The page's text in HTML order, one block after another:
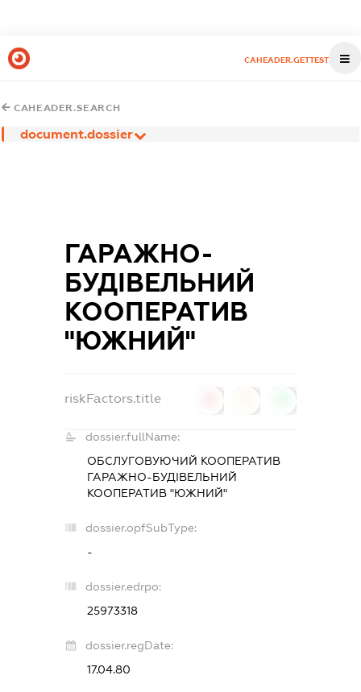
CAHEADER.GETTEST
CAHEADER.SEARCH
document.dossier
ГАРАЖНО-
БУДІВЕЛЬНИЙ
КООПЕРАТИВ
"ЮЖНИЙ"
riskFactors.title
dossier.fullName:
ОБСЛУГОВУЮЧИЙ КООПЕРАТИВ
ГАРАЖНО-БУДІВЕЛЬНИЙ
КООПЕРАТИВ "ЮЖНИЙ"
dossier.opfSubType:
-
dossier.edrpo:
25973318
dossier.regDate:
17.04.80